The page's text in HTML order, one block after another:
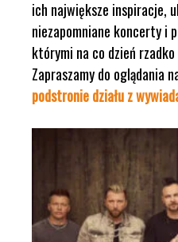
ich największe inspiracje,
niezapomniane koncerty i
którymi na co dzień
Zapraszamy do oglądania
podstronie działu z